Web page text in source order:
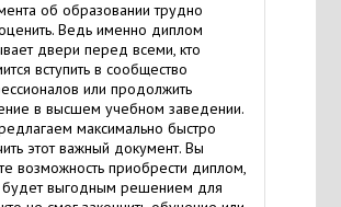
об образовании трудно
Ведь именно диплом
двери перед всеми, кто
вступить в сообщество
или продолжить
в высшем учебном заведении.
максимально быстро
этот важный документ. Вы
возможность приобрести диплом,
будет выгодным решением для